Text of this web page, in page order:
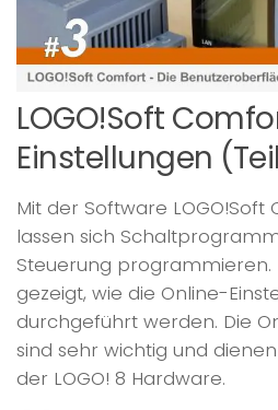
LOGO!Soft
Einstellungen
Mit der Software
lassen sich
Steuerung programmieren.
gezeigt, wie die Online-
durchgeführt werden. Die
sind sehr wichtig und
der LOGO! 8 Hardware.